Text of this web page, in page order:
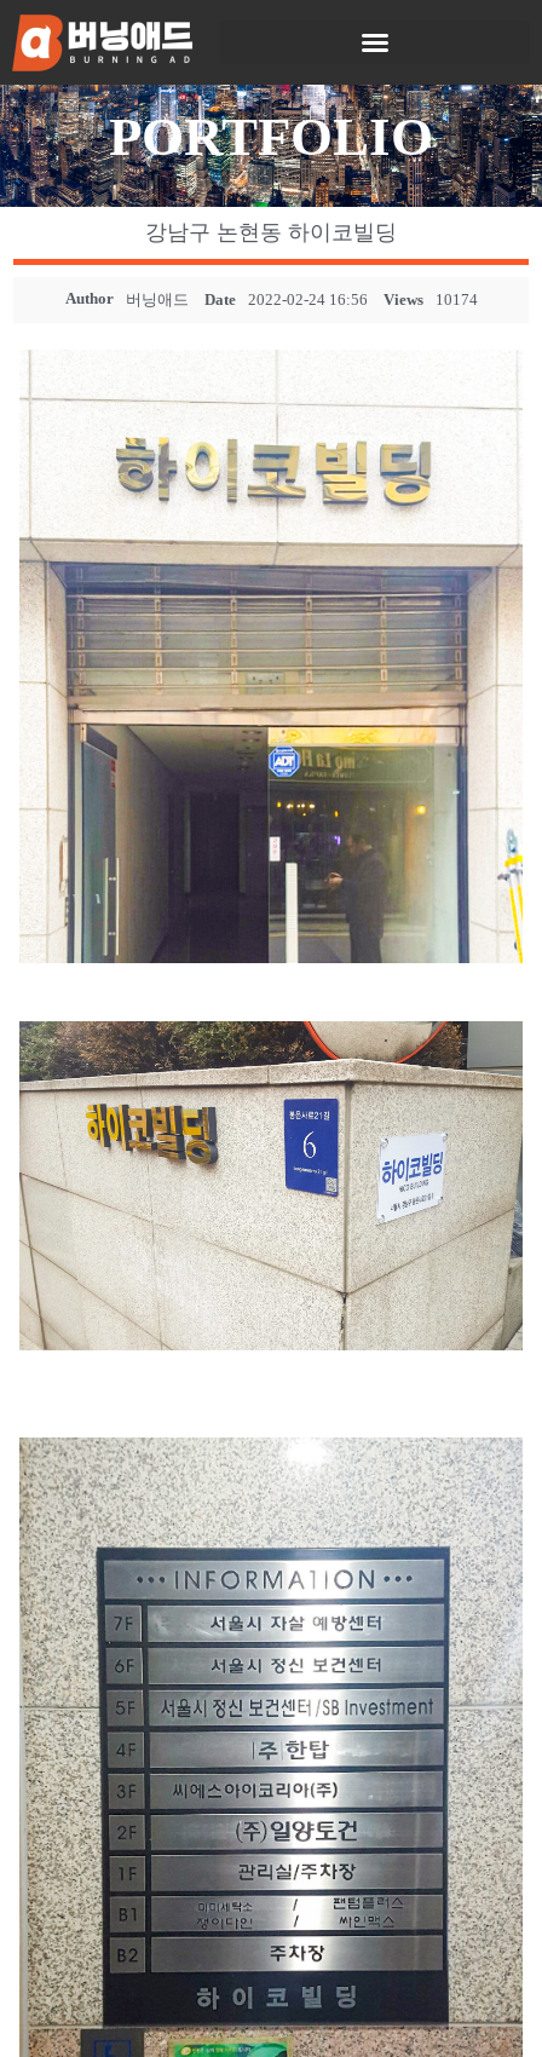
PORTFOLIO
강남구 논현동 하이코빌딩
Author 버닝애드 Date 2022-02-24 16:56 Views 10174